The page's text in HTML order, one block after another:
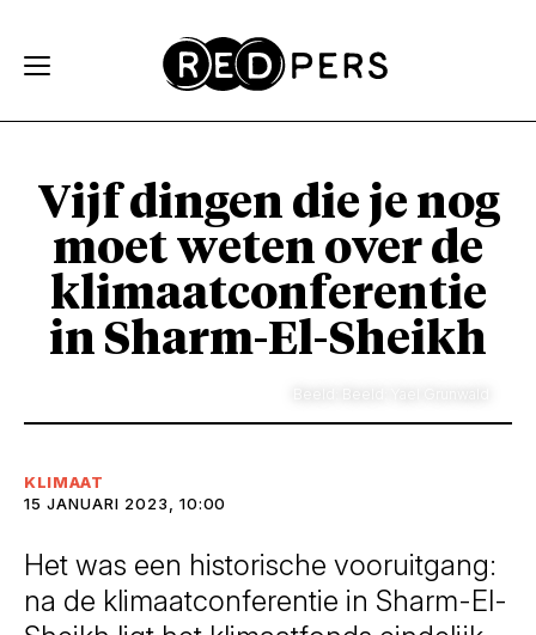
Vijf dingen die je nog
moet weten over de
klimaatconferentie
in Sharm-El-Sheikh
KLIMAAT
15 JANUARI 2023, 10:00
Het was een historische vooruitgang:
na de klimaatconferentie in Sharm-El-